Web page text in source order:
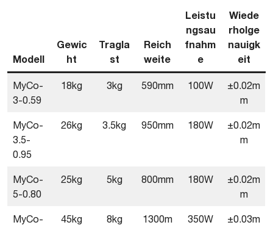
Modell
Gewic
ht
Tragla
st
Reich
weite
Leistu
ngsau
fnahm
e
Wiede
rholge
nauigk
eit
MyCo-
3-0.59
18kg 3kg 590mm 100W
±0.02m
m
MyCo-
3.5-
0.95
26kg 3.5kg 950mm 180W
±0.02m
m
MyCo-
5-0.80
25kg 5kg 800mm 180W
±0.02m
m
MyCo-
45kg 8kg
1300m
350W
±0.03m